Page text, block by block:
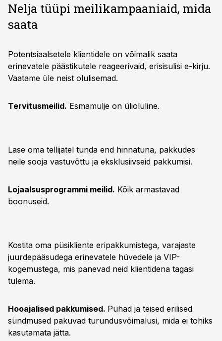
Nelja tüüpi meilikampaaniaid, mida
saata
Potentsiaalsetele klientidele on võimalik saata
erinevatele päästikutele reageerivaid, erisisulisi e-kirju.
Vaatame üle neist olulisemad.
Tervitusmeilid. Esmamulje on ülioluline.
Lase oma tellijatel tunda end hinnatuna, pakkudes
neile sooja vastuvõttu ja eksklusiivseid pakkumisi.
Lojaalsusprogrammi meilid. Kõik armastavad
boonuseid.
Kostita oma püsikliente eripakkumistega, varajaste
juurdepääsudega erinevatele hüvedele ja VIP-
kogemustega, mis panevad neid klientidena tagasi
tulema.
Hooajalised pakkumised. Pühad ja teised erilised
sündmused pakuvad turundusvõimalusi, mida ei tohiks
kasutamata jätta.